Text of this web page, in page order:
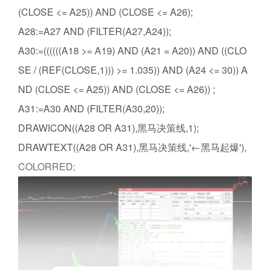
(CLOSE <= A25)) AND (CLOSE <= A26);
A28:=A27 AND (FILTER(A27,A24));
A30:=((((((A18 >= A19) AND (A21 = A20)) AND ((CLO
SE / (REF(CLOSE,1))) >= 1.035)) AND (A24 <= 30)) A
ND (CLOSE <= A25)) AND (CLOSE <= A26)) ;
A31:=A30 AND (FILTER(A30,20));
DRAWICON((A28 OR A31),黑马决策线,1);
DRAWTEXT((A28 OR A31),黑马决策线,'←黑马起爆'),
COLORRED;